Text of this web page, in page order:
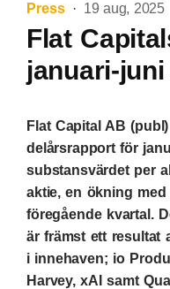
Press 19 aug, 2025
Flat
januari-juni
Flat Capital AB
delårsrapport för
substansvärdet per
aktie, en ökning med
föregående kvartal.
är främst ett resultat
i innehaven; io
Harvey, xAI samt